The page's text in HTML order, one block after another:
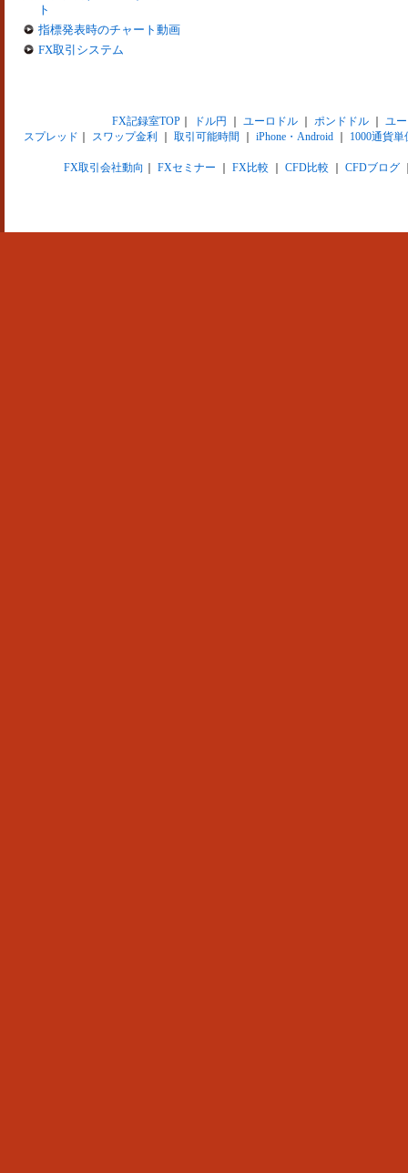
ト
指標発表時のチャート動画
FX取引システム
FX記録室TOP｜ ドル円 ユーロドル｜ ポンドドル｜ ユ
スプレッド
スワップ金利 取引可能時間 iPhone・Android 1000通貨単
FX取引会社動向 FXセミナー FX比較 CFD比較 CFDブログ